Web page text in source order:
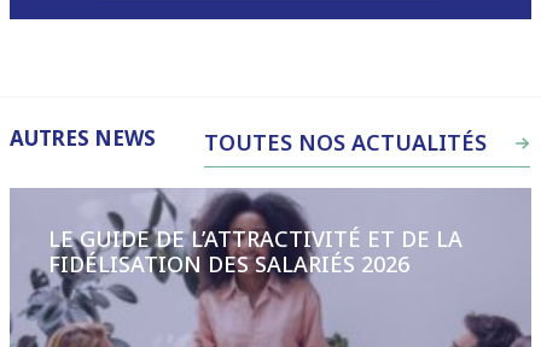
AUTRES NEWS TOUTES NOS ACTUALITÉS
LE GUIDE DE L’ATTRACTIVITÉ ET DE LA
FIDÉLISATION DES SALARIÉS 2026